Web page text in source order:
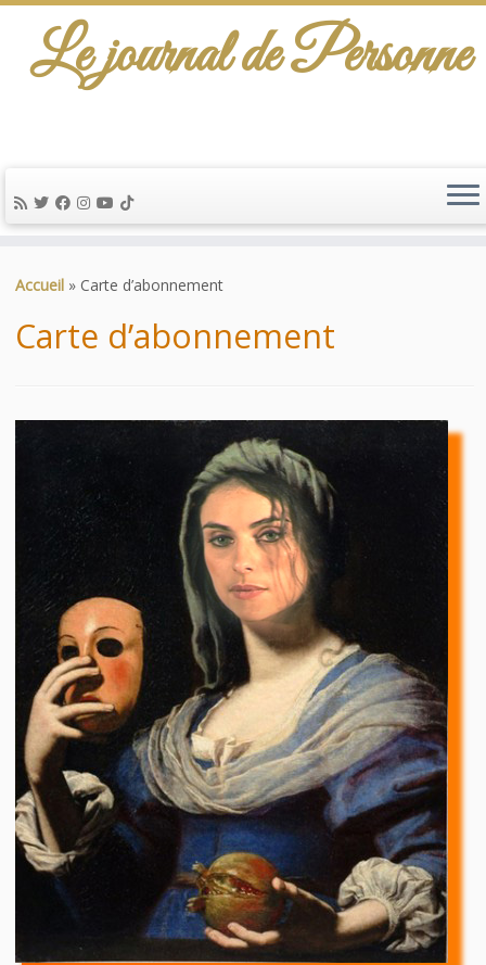
au
Le journal de Personne
Accueil » Carte d’abonnement
Carte d’abonnement